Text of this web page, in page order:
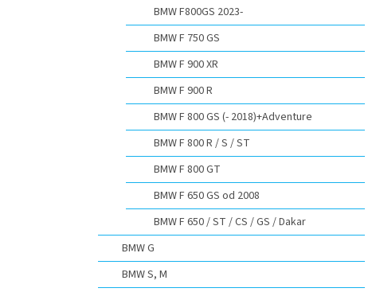
BMW F800GS 2023-
BMW F 750 GS
BMW F 900 XR
BMW F 900 R
BMW F 800 GS (- 2018)+Adventure
BMW F 800 R / S / ST
BMW F 800 GT
BMW F 650 GS od 2008
BMW F 650 / ST / CS / GS / Dakar
BMW G
BMW S, M